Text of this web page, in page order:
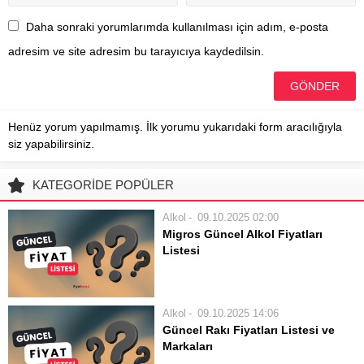
Daha sonraki yorumlarımda kullanılması için adım, e-posta
adresim ve site adresim bu tarayıcıya kaydedilsin.
Henüz yorum yapılmamış. İlk yorumu yukarıdaki form aracılığıyla
siz yapabilirsiniz.
KATEGORİDE POPÜLER
Alkol 09.10.2025 02:00
Migros Güncel Alkol Fiyatları
Listesi
ürün yelpazesi ve ulaşılabilirliği ile
öne çıkmaktadır. Tüketiciler, bira,
şarap, rakı, viski ve diğer alkollü
Alkol 09.10.2025 14:06
Güncel Rakı Fiyatları Listesi ve
Markaları